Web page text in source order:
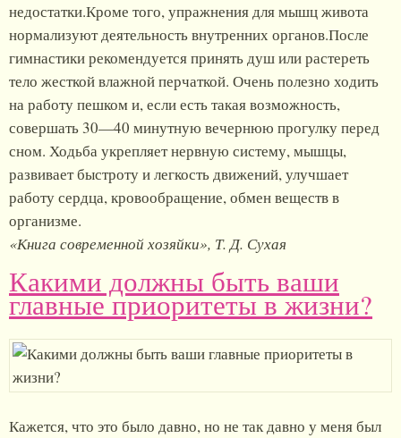
недостатки.Кроме того, упражнения для мышц живота
нормализуют деятельность внутренних органов.После
гимнастики рекомендуется принять душ или растереть
тело жесткой влажной перчаткой. Очень полезно ходить
на работу пешком и, если есть такая возможность,
совершать 30—40 минутную вечернюю прогулку перед
сном. Ходьба укрепляет нервную систему, мышцы,
развивает быстроту и легкость движений, улучшает
работу сердца, кровообращение, обмен веществ в
организме.
«Книга современной хозяйки», Т. Д. Сухая
Какими должны быть ваши
главные приоритеты в жизни?
Кажется, что это было давно, но не так давно у меня был